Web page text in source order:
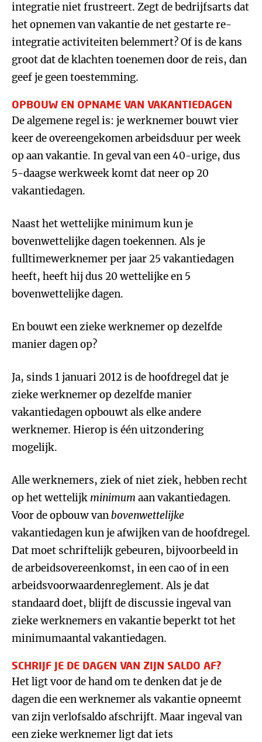
integratie niet frustreert. Zegt de bedrijfsarts dat
het opnemen van vakantie de net gestarte re-
integratie activiteiten belemmert? Of is de kans
groot dat de klachten toenemen door de reis, dan
geef je geen toestemming.
OPBOUW EN OPNAME VAN VAKANTIEDAGEN
De algemene regel is: je werknemer bouwt vier
keer de overeengekomen arbeidsduur per week
op aan vakantie. In geval van een 40-urige, dus
5-daagse werkweek komt dat neer op 20
vakantiedagen.
Naast het wettelijke minimum kun je
bovenwettelijke dagen toekennen. Als je
fulltimewerknemer per jaar 25 vakantiedagen
heeft, heeft hij dus 20 wettelijke en 5
bovenwettelijke dagen.
En bouwt een zieke werknemer op dezelfde
manier dagen op?
Ja, sinds 1 januari 2012 is de hoofdregel dat je
zieke werknemer op dezelfde manier
vakantiedagen opbouwt als elke andere
werknemer. Hierop is één uitzondering
mogelijk.
Alle werknemers, ziek of niet ziek, hebben recht
op het wettelijk minimum aan vakantiedagen.
Voor de opbouw vanbovenwettelijke
vakantiedagen kun je afwijken van de hoofdregel.
Dat moet schriftelijk gebeuren, bijvoorbeeld in
de arbeidsovereenkomst, in een cao of in een
arbeidsvoorwaardenreglement. Als je dat
standaard doet, blijft de discussie ingeval van
zieke werknemers en vakantie beperkt tot het
minimumaantal vakantiedagen.
SCHRIJF JE DE DAGEN VAN ZIJN SALDO AF?
Het ligt voor de hand om te denken dat je de
dagen die een werknemer als vakantie opneemt
van zijn verlofsaldo afschrijft. Maar ingeval van
een zieke werknemer ligt dat iets